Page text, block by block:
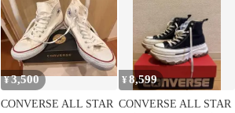
¥3,500
CONVERSE ALL STAR
¥8,599
CONVERSE ALL STAR